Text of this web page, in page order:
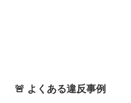
🚨 よくある違反事例